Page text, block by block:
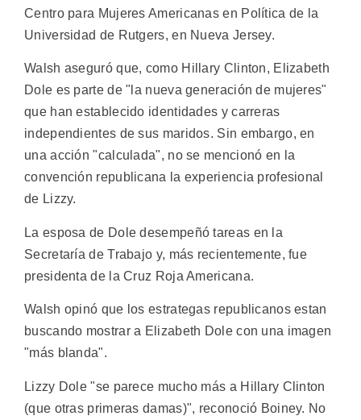
Centro para Mujeres Americanas en Política de la
Universidad de Rutgers, en Nueva Jersey.
Walsh aseguró que, como Hillary Clinton, Elizabeth
Dole es parte de "la nueva generación de mujeres"
que han establecido identidades y carreras
independientes de sus maridos. Sin embargo, en
una acción "calculada", no se mencionó en la
convención republicana la experiencia profesional
de Lizzy.
La esposa de Dole desempeñó tareas en la
Secretaría de Trabajo y, más recientemente, fue
presidenta de la Cruz Roja Americana.
Walsh opinó que los estrategas republicanos estan
buscando mostrar a Elizabeth Dole con una imagen
"más blanda".
Lizzy Dole "se parece mucho más a Hillary Clinton
(que otras primeras damas)", reconoció Boiney. No